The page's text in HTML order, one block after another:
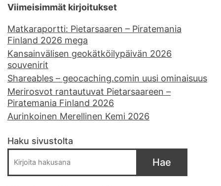
Viimeisimmät kirjoitukset
Matkaraportti: Pietarsaaren – Piratemania
Finland 2026 mega
Kansainvälisen geokätköilypäivän 2026
souvenirit
Shareables – geocaching.comin uusi ominaisuus
Merirosvot rantautuvat Pietarsaareen –
Piratemania Finland 2026
Aurinkoinen Merellinen Kemi 2026
Haku sivustolta
Hae